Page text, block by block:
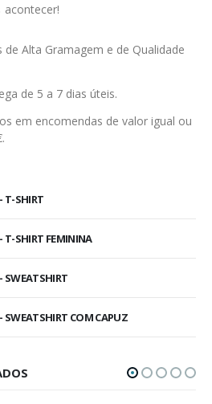
Alta Gramagem e de Qualidade
de 5 a 7 dias úteis.
em encomendas de valor igual ou
T-SHIRT
T-SHIRT FEMININA
SWEATSHIRT
COM CAPUZ